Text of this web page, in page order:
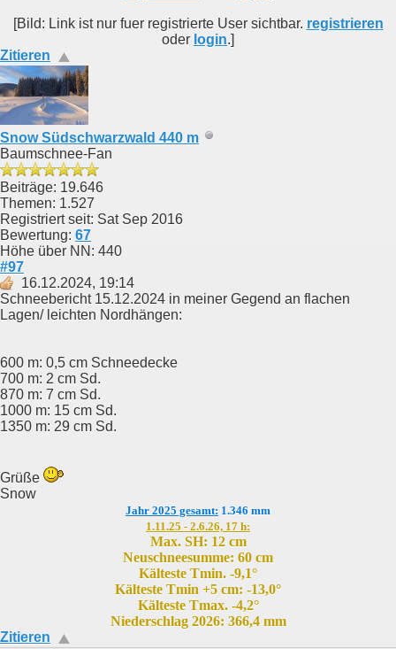
[Bild: Link ist nur fuer registrierte User sichtbar. registrieren
oder login.]
Zitieren
Snow Südschwarzwald 440 m
Baumschnee-Fan
Beiträge: 19.646
Themen: 1.527
Registriert seit: Sat Sep 2016
Bewertung: 67
Höhe über NN: 440
#97
16.12.2024, 19:14
Schneebericht 15.12.2024 in meiner Gegend an flachen
Lagen/ leichten Nordhängen:
600 m: 0,5 cm Schneedecke
700 m: 2 cm Sd.
870 m: 7 cm Sd.
1000 m: 15 cm Sd.
1350 m: 29 cm Sd.
Grüße
Snow
Jahr 2025 gesamt: 1.346 mm
1.11.25 - 2.6.26, 17 h:
Max. SH: 12 cm
Neuschneesumme: 60 cm
Kälteste Tmin. -9,1°
Kälteste Tmin +5 cm: -13,0°
Kälteste Tmax. -4,2°
Niederschlag 2026: 366,4 mm
Zitieren